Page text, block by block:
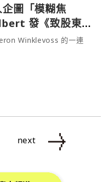
圖「模糊焦
發《致股東
Winklevoss 的一連
next